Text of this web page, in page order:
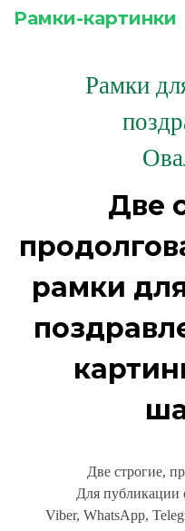
Рамки-картинки
Рамки
Две
рамки
Две строгие,
Для публикации
Viber, WhatsApp,